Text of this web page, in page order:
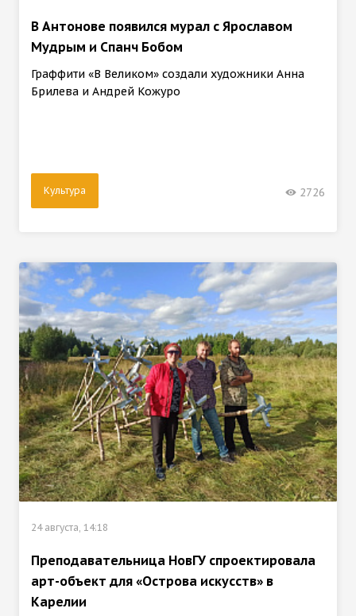
В Антонове появился мурал с Ярославом
Мудрым и Спанч Бобом
Граффити «В Великом» создали художники Анна
Брилева и Андрей Кожуро
Культура 2726
24 августа, 14:18
Преподавательница НовГУ спроектировала
арт-объект для «Острова искусств» в
Карелии